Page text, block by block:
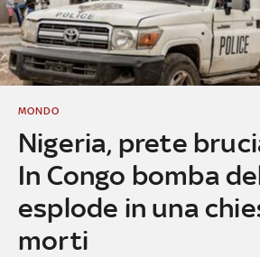
Nigeria, prete
In Congo bomba
esplode in una
morti
MONDO